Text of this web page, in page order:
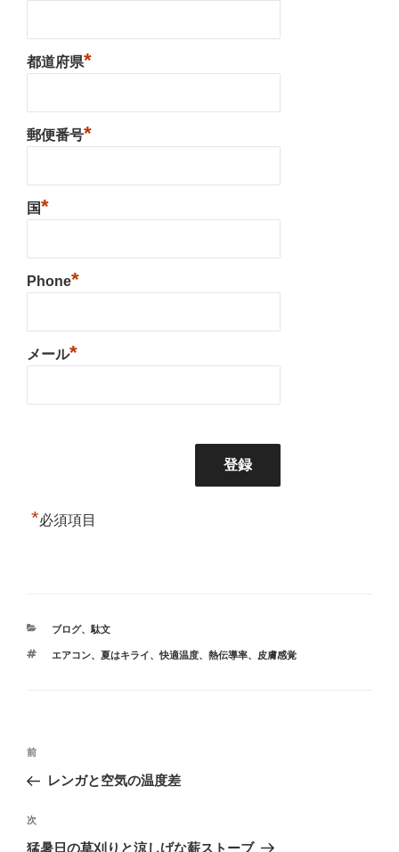
都道府県*
郵便番号*
国*
Phone*
メール*
*必須項目
カ
ゴ
ブログ、 駄文
タ
エアコン、 夏はキライ、快適温度、 熱伝導率、 皮膚感覚
投
ナ
ビ
ゲ
前
の
稿
前
レンガと空気の温度差
次
の
次
猛暑日の草刈りと涼しげな薪ストーブ